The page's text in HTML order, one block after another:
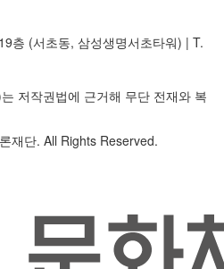
층 (서초동, 삼성생명서초타워) | T.
저작권법에 근거해 무단 전재와 복
재단. All Rights Reserved.